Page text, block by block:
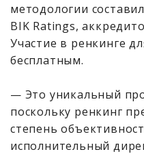
методологии
BIK Ratings,
Участие в ренкинге
бесплатным.
— Это уникальный
поскольку ренкинг
степень
исполнительный